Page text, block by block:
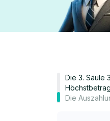
Die 3. Säule
Die